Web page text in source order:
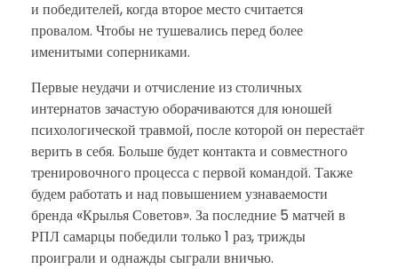
и победителей, когда второе место считается
провалом. Чтобы не тушевались перед более
именитыми соперниками.
Первые неудачи и отчисление из столичных
интернатов зачастую оборачиваются для юношей
психологической травмой, после которой он перестаёт
верить в себя. Больше будет контакта и совместного
тренировочного процесса с первой командой. Также
будем работать и над повышением узнаваемости
бренда «Крылья Советов». За последние 5 матчей в
РПЛ самарцы победили только 1 раз, трижды
проиграли и однажды сыграли вничью.